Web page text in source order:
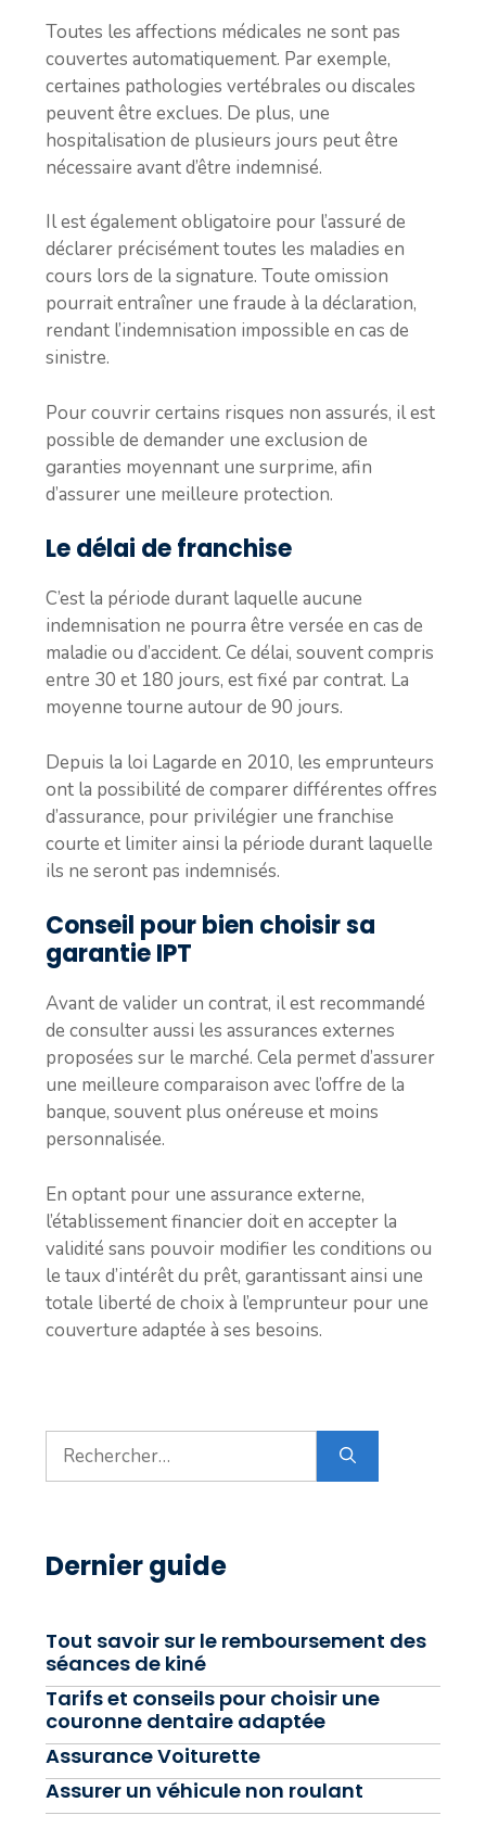
Toutes les affections médicales ne sont pas
couvertes automatiquement. Par exemple,
certaines pathologies vertébrales ou discales
peuvent être exclues. De plus, une
hospitalisation de plusieurs jours peut être
nécessaire avant d’être indemnisé.
Il est également obligatoire pour l’assuré de
déclarer précisément toutes les maladies en
cours lors de la signature. Toute omission
pourrait entraîner une fraude à la déclaration,
rendant l’indemnisation impossible en cas de
sinistre.
Pour couvrir certains risques non assurés, il est
possible de demander une exclusion de
garanties moyennant une surprime, afin
d’assurer une meilleure protection.
Le délai de franchise
C’est la période durant laquelle aucune
indemnisation ne pourra être versée en cas de
maladie ou d’accident. Ce délai, souvent compris
entre 30 et 180 jours, est fixé par contrat. La
moyenne tourne autour de 90 jours.
Depuis la loi Lagarde en 2010, les emprunteurs
ont la possibilité de comparer différentes offres
d’assurance, pour privilégier une franchise
courte et limiter ainsi la période durant laquelle
ils ne seront pas indemnisés.
Conseil pour bien choisir sa
garantie IPT
Avant de valider un contrat, il est recommandé
de consulter aussi les assurances externes
proposées sur le marché. Cela permet d’assurer
une meilleure comparaison avec l’offre de la
banque, souvent plus onéreuse et moins
personnalisée.
En optant pour une assurance externe,
l’établissement financier doit en accepter la
validité sans pouvoir modifier les conditions ou
le taux d’intérêt du prêt, garantissant ainsi une
totale liberté de choix à l’emprunteur pour une
couverture adaptée à ses besoins.
Rechercher :
Dernier guide
Tout savoir sur le remboursement des
séances de kiné
Tarifs et conseils pour choisir une
couronne dentaire adaptée
Assurance Voiturette
Assurer un véhicule non roulant